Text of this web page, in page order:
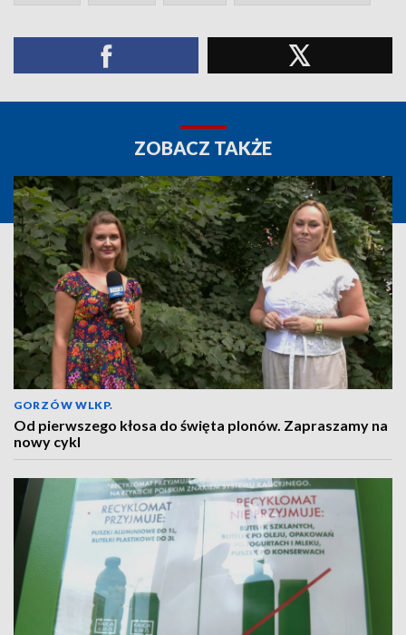
ZOBACZ TAKŻE
GORZÓW WLKP.
Od pierwszego kłosa do święta plonów. Zapraszamy na
nowy cykl